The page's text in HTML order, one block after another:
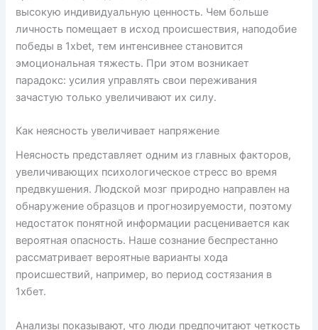
высокую индивидуальную ценность. Чем больше
личность помещает в исход происшествия, наподобие
победы в 1xbet, тем интенсивнее становится
эмоциональная тяжесть. При этом возникает
парадокс: усилия управлять свои переживания
зачастую только увеличивают их силу.
Как неясность увеличивает напряжение
Неясность представляет одним из главных факторов,
увеличивающих психологическое стресс во время
предвкушения. Людской мозг природно направлен на
обнаружение образцов и прогнозируемости, поэтому
недостаток понятной информации расценивается как
вероятная опасность. Наше сознание беспрестанно
рассматривает вероятные варианты хода
происшествий, например, во период состязания в
1хбет.
Анализы показывают, что люди предпочитают четкость